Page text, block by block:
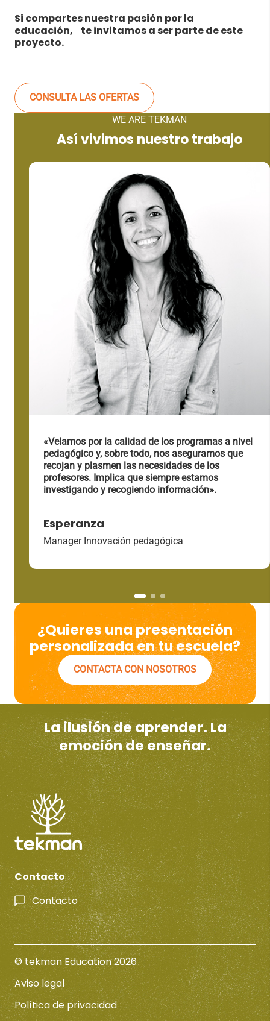
Si compartes nuestra pasión por la
educación, te invitamos a ser parte de este
proyecto.
CONSULTA LAS OFERTAS
WE ARE TEKMAN
Así vivimos nuestro trabajo
«Velamos por la calidad de los programas a nivel
pedagógico y, sobre todo, nos aseguramos que
recojan y plasmen las necesidades de los
profesores. Implica que siempre estamos
investigando y recogiendo información».
Esperanza
Manager Innovación pedagógica
¿Quieres una presentación
personalizada en tu escuela?
CONTACTA CON NOSOTROS
La ilusión de aprender. La
emoción de enseñar.
Contacto
Contacto
© tekman Education 2026
Aviso legal
Política de privacidad